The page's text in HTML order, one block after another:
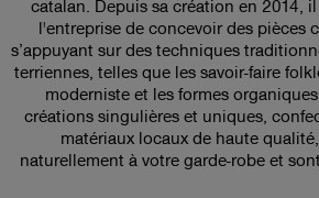
catalan. Depuis sa création en 2014,
l'entreprise de concevoir des pièces
s’appuyant sur des techniques
terriennes, telles que les savoir-faire
moderniste et les formes
créations singulières et uniques,
matériaux locaux de haute
naturellement à votre garde-robe et